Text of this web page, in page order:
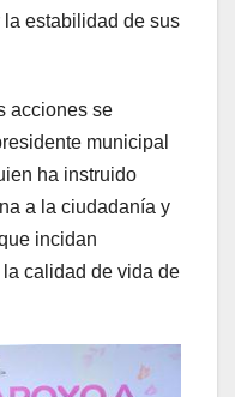
la estabilidad de sus
acciones se
municipal
ha instruido
a la ciudadanía y
incidan
calidad de vida de